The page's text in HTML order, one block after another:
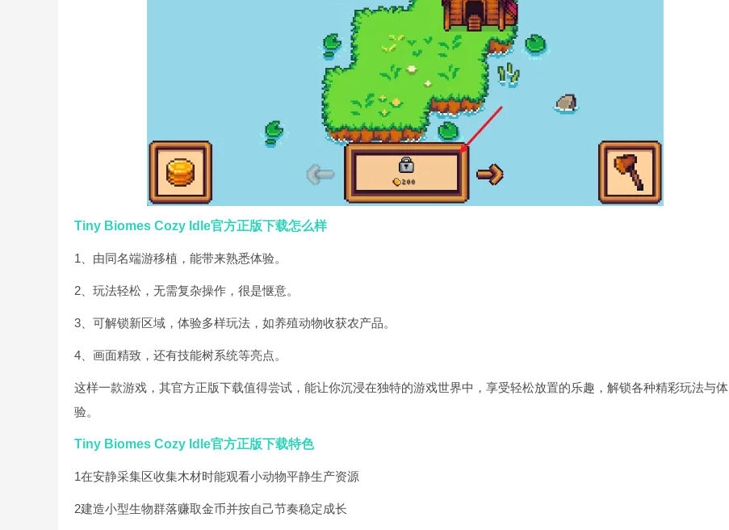
Tiny Biomes Cozy Idle官方正版下载怎么样
1、由同名端游移植，能带来熟悉体验。
2、玩法轻松，无需复杂操作，很是惬意。
3、可解锁新区域，体验多样玩法，如养殖动物收获农产品。
4、画面精致，还有技能树系统等亮点。
这样一款游戏，其官方正版下载值得尝试，能让你沉浸在独特的游戏世界中，享受轻松放置的乐趣，解锁各种精彩玩法与体
验。
Tiny Biomes Cozy Idle官方正版下载特色
1在安静采集区收集木材时能观看小动物平静生产资源
2建造小型生物群落赚取金币并按自己节奏稳定成长